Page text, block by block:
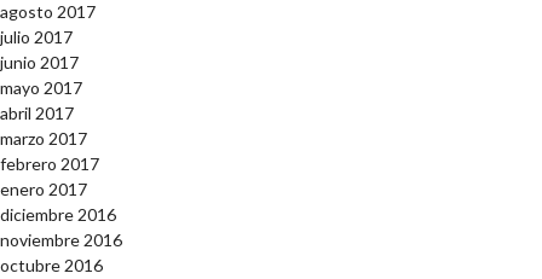
agosto 2017
julio 2017
junio 2017
mayo 2017
abril 2017
marzo 2017
febrero 2017
enero 2017
diciembre 2016
noviembre 2016
octubre 2016